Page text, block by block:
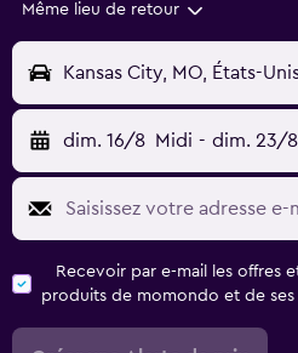
Même lieu de retour
Kansas City, MO, États-
dim. 16/8 Midi - dim. 23/8
Recevoir par e-mail les offres
produits de momondo et de ses